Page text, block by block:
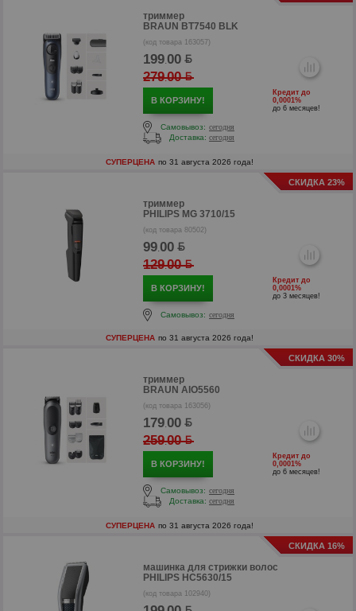
триммер
BRAUN BT7540 BLK
(код товара 163057)
199.00
279.00
В КОРЗИНУ!
Кредит до
0,0001%
до 6 месяцев!
Самовывоз: сегодня
Доставка: сегодня
СУПЕРЦЕНА по 31 августа 2026 года!
СКИДКА 23%
триммер
PHILIPS MG 3710/15
(код товара 80502)
99.00
129.00
В КОРЗИНУ!
Кредит до
0,0001%
до 3 месяцев!
Самовывоз: сегодня
СУПЕРЦЕНА по 31 августа 2026 года!
СКИДКА 30%
триммер
BRAUN AIO5560
(код товара 163056)
179.00
259.00
В КОРЗИНУ!
Кредит до
0,0001%
до 6 месяцев!
Самовывоз: сегодня
Доставка: сегодня
СУПЕРЦЕНА по 31 августа 2026 года!
СКИДКА 16%
машинка для стрижки волос
PHILIPS HC5630/15
(код товара 102940)